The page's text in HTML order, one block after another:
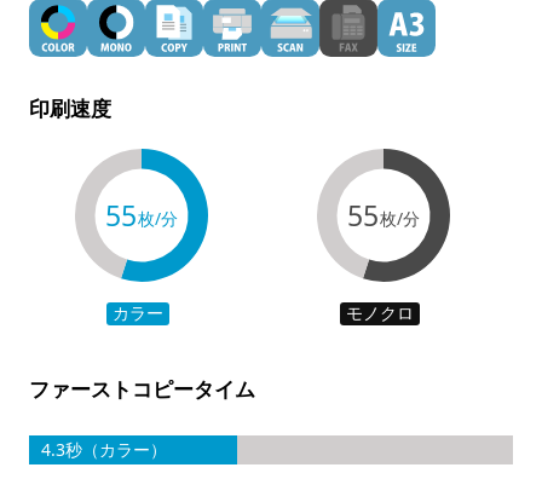
印刷速度
55枚/分
カラー
55枚/分
モノクロ
ファーストコピータイム
4.3秒（カラー）